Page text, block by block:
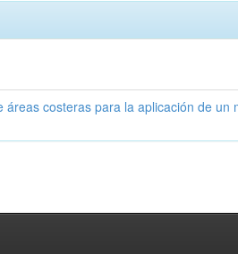
costeras para la aplicación de un